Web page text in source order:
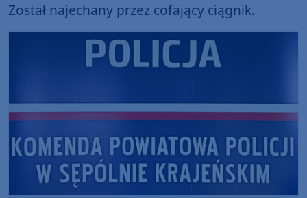
Został najechany przez cofający ciągnik.